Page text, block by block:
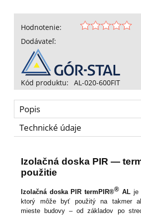
Hodnotenie:
Dodávateľ:
Kód produktu: AL-020-600FIT
Popis
Technické údaje
Izolačná doska PIR —
použitie
Izolačná doska PIR termPIR®® ALje
ktorý môže byť použitý na takmer
mieste budovy – od základov po